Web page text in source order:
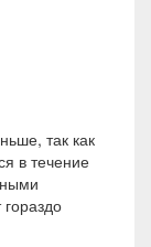
так как
в течение